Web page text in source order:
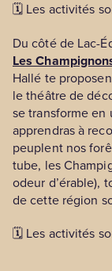
🗓️ Les activités
Du côté de Lac-
Les
Hallé te
le théâtre de
se transforme en
apprendras à
peuplent nos
tube, les
odeur d’érable),
de cette région
🗓️ Les activités